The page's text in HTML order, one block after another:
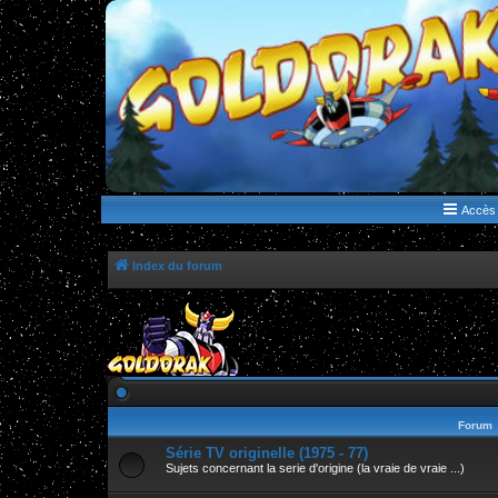
WWW.GOLDORAKGO.COM
le site de la Lune Rouge
Accès
Index du forum
Forum
Série TV originelle (1975 - 77)
Sujets concernant la serie d'origine (la vraie de vraie ...)